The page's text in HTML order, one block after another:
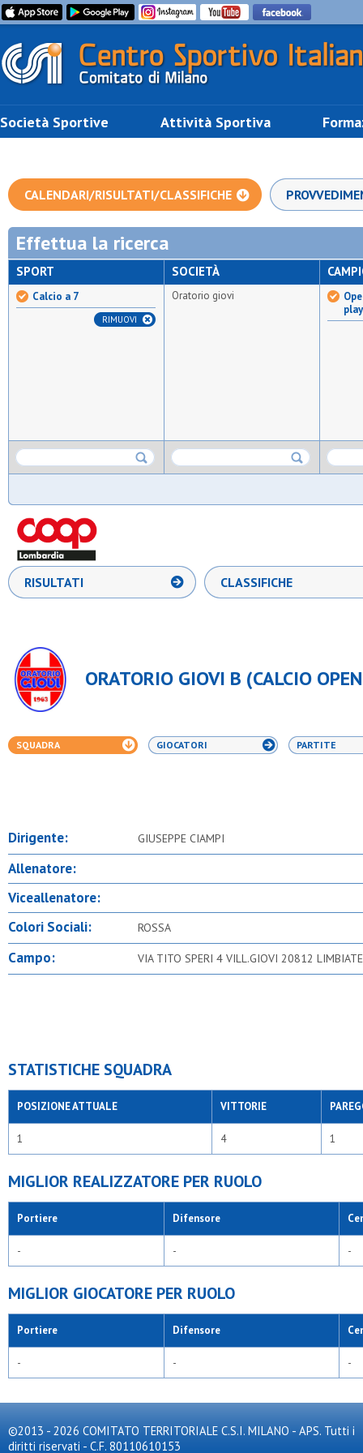
Società Sportive Attività Sportiva
CALENDARI/RISULTATI/CLASSIFICHE
Effettua la ricerca
SPORT
Calcio a 7
RIMUOVI
SOCIETÀ
Oratorio giovi
RISULTATI CLASSIFICHE
ORATORIO GIOVI B (CALCIO
SQUADRA GIOCATORI PARTITE
Dirigente: GIUSEPPE CIAMPI
Allenatore:
Viceallenatore:
Colori Sociali:
ROSSA
Campo: VIA TITO SPERI 4 VILL.GIOVI 20812
STATISTICHE SQUADRA
POSIZIONE ATTUALE VITTORIE
1 4 1
MIGLIOR REALIZZATORE PER RUOLO
Portiere Difensore
- - -
MIGLIOR GIOCATORE PER RUOLO
Portiere Difensore
- - -
©2013 - 2026 COMITATO TERRITORIALE C.S.I. MILANO - APS. Tutti i
diritti riservati - C.F. 80110610153